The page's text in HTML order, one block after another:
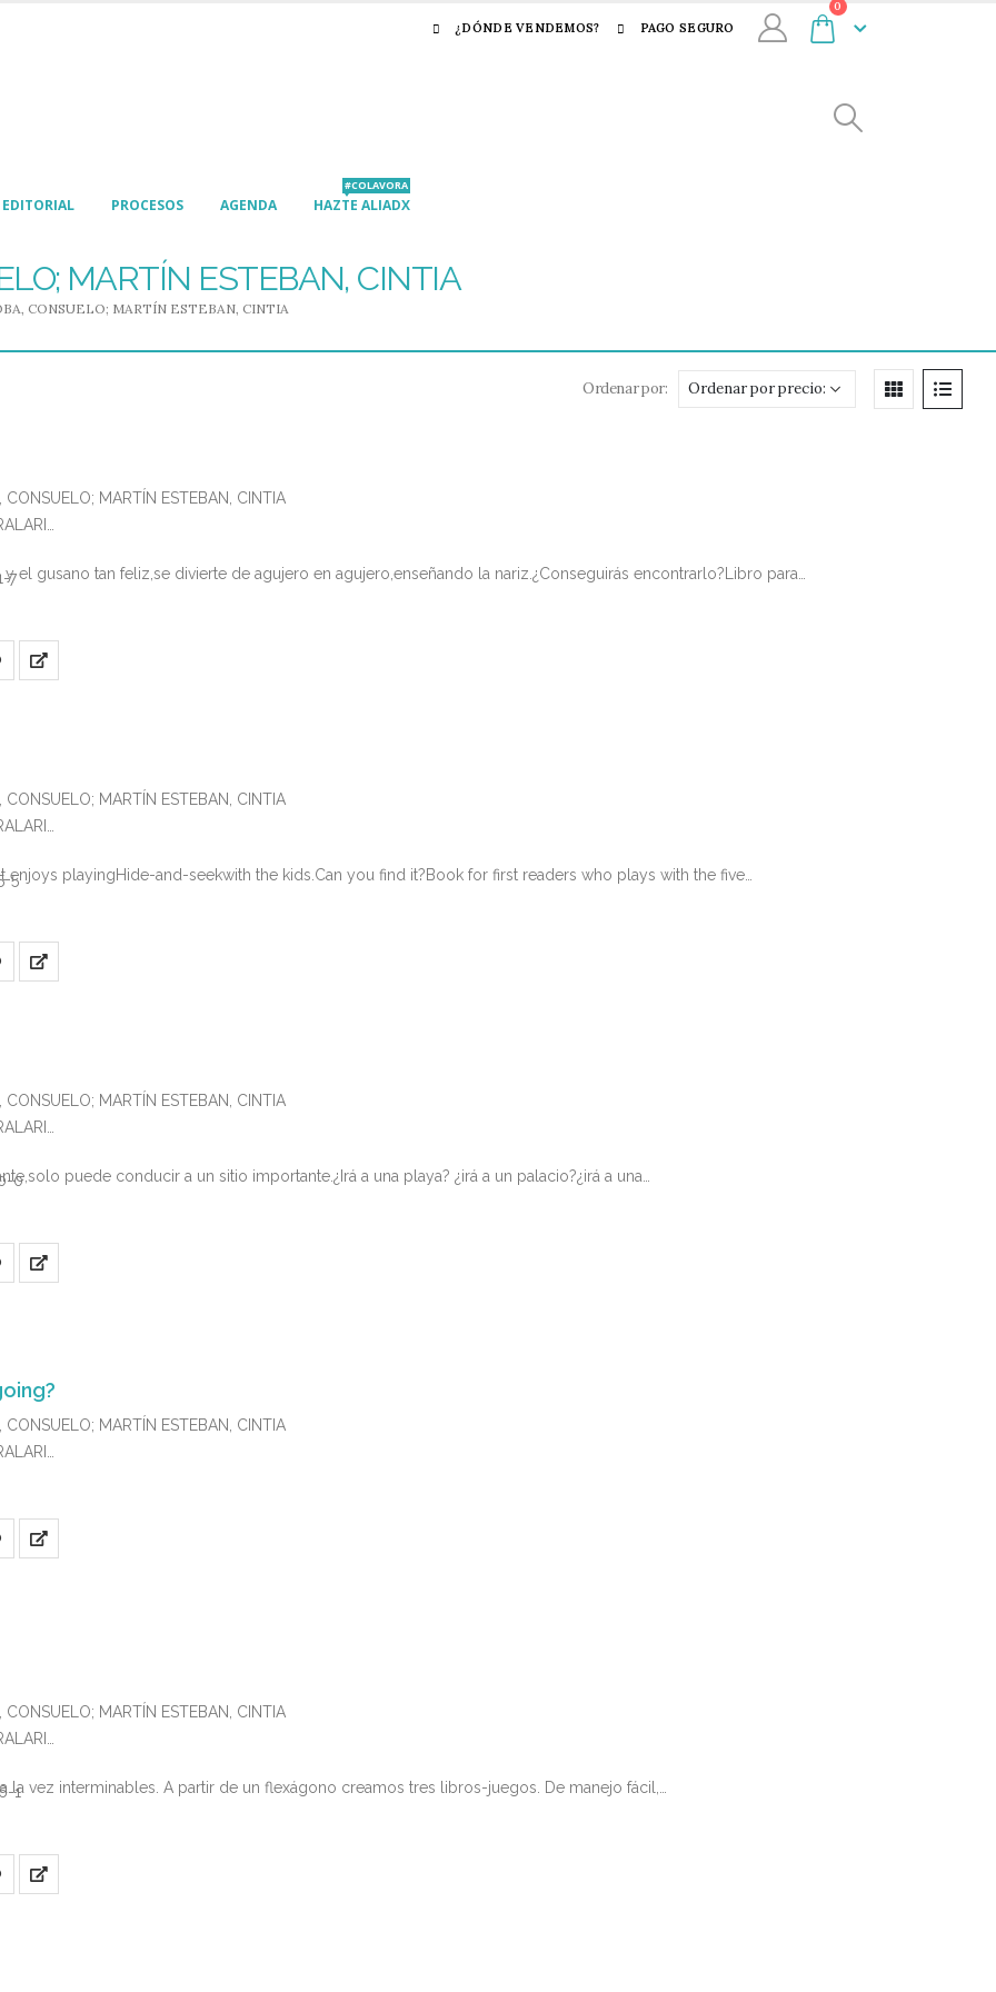
¿DÓNDE VENDEMOS? PAGO SEGURO
0
EDITORIAL PROCESOS AGENDA HAZTE ALIADX
#COLAVORA
MARTÍN ESTEBAN, CINTIA
CONSUELO; MARTÍN ESTEBAN, CINTIA
Ordenar por:
MARTÍN ESTEBAN, CINTIA
7
y el gusano tan feliz,se divierte de agujero en agujero,enseñando la nariz.¿Conseguirás encontrarlo?Libro para…
MARTÍN ESTEBAN, CINTIA
5enjoys playingHide-and-seekwith the kids.Can you find it?Book for first readers who plays with the five…
MARTÍN ESTEBAN, CINTIA
0
puede conducir a un sitio importante.¿Irá a una playa? ¿irá a un palacio?¿irá a una…
MARTÍN ESTEBAN, CINTIA
8
and the fly’s mysterious face.I’m sure it leads to a wonderful place.Perhaps to a…
MARTÍN ESTEBAN, CINTIA
1
la vez interminables. A partir de un flexágono creamos tres libros-juegos. De manejo fácil,…